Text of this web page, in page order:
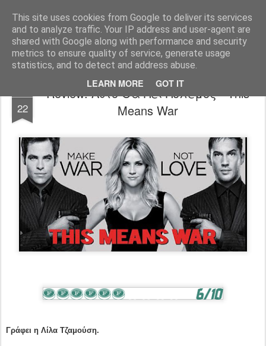
This site uses cookies from Google to deliver its services
and to analyze traffic. Your IP address and user-agent are
shared with Google along with performance and security
metrics to ensure quality of service, generate usage
statistics, and to detect and address abuse.
LEARN MORE GOT IT
FilmBoy
22
Review: Αυτό Θα Πει Πόλεμος - This
Means War
Γράφει η Λίλα Τζαμούση.